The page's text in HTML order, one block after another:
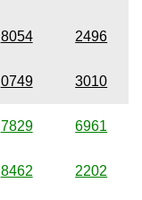
8054 2496
0749 3010
7829 6961
8462 2202